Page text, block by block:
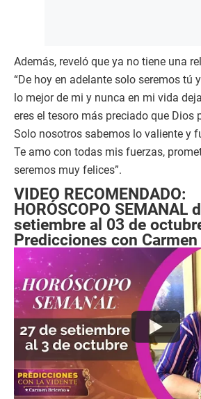
Además, reveló que ya no tiene una
“De hoy en adelante solo seremos tú
lo mejor de mi y nunca en mi vida
eres el tesoro más preciado que Dios
Solo nosotros sabemos lo valiente y
Te amo con todas mis fuerzas,
seremos muy felices”.
VIDEO RECOMENDADO:
HORÓSCOPO SEMANAL
setiembre al 03 de
Predicciones con